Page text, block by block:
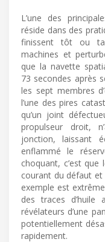
L’une des
réside dans des
finissent tôt ou
machines et
que la navette
73 secondes après
les sept membres
l’une des pires
qu’un joint
propulseur droit,
jonction, laissant
enflammé le
choquant, c’est
courant du défaut et
exemple est
des traces
révélateurs d’une
potentiellement
rapidement.